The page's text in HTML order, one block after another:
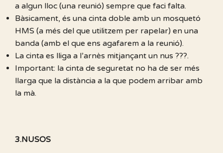
a algun lloc (una reunió) sempre que faci falta.
Bàsicament, és una cinta doble amb un mosquetó
HMS (a més del que utilitzem per rapelar) en una
banda (amb el que ens agafarem a la reunió).
La cinta es lliga a l’arnès mitjançant un nus ???.
Important: la cinta de seguretat no ha de ser més
llarga que la distància a la que podem arribar amb
la mà.
3.NUSOS